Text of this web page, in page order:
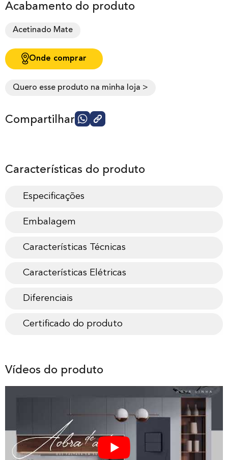
Acabamento do produto
Acetinado Mate
Onde comprar
Quero esse produto na minha loja >
Compartilhar
Características do produto
Especificações
Embalagem
Características Técnicas
Características Elétricas
Diferenciais
Certificado do produto
Vídeos do produto